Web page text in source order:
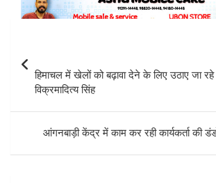
हिमाचल में खेलों को बढ़ावा देने के लिए उठाए जा
विक्रमादित्य सिंह
आंगनबाड़ी केंद्र में काम कर रही कार्यकर्ता की